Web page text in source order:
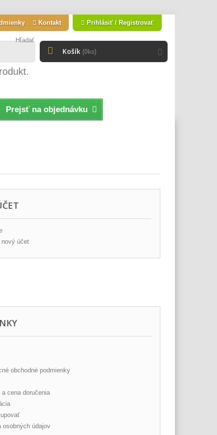
Prihlásiť / Registrovať
Kontakt
Hľadať
Košík (0ks)
Prejsť na objednávku
účet
obchodné podmienky
a cena doručenia
osobných údajov